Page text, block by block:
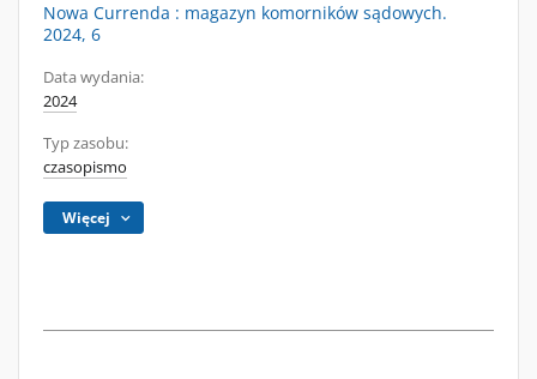
Nowa Currenda : magazyn komorników sądowych.
2024, 6
Data wydania:
2024
Typ zasobu:
czasopismo
Więcej